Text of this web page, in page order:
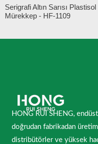
Serigrafi Altın Sarısı Plastisol
Mürekkep - HF-1109
HONG RUI SHENG,
doğrudan fabrikadan
distribütörler ve yüksek